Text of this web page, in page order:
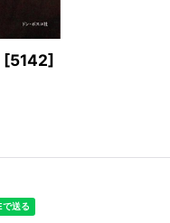
[5142]